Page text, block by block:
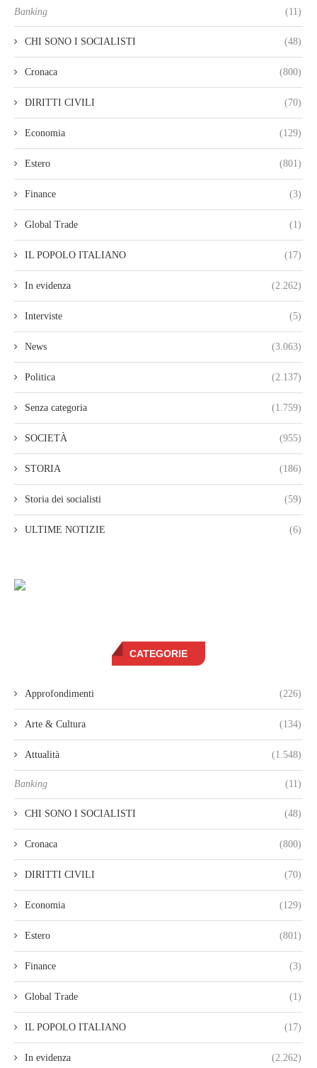
Banking (11)
CHI SONO I SOCIALISTI (48)
Cronaca (800)
DIRITTI CIVILI (70)
Economia (129)
Estero (801)
Finance (3)
Global Trade (1)
IL POPOLO ITALIANO (17)
In evidenza (2.262)
Interviste (5)
News (3.063)
Politica (2.137)
Senza categoria (1.759)
SOCIETÀ (955)
STORIA (186)
Storia dei socialisti (59)
ULTIME NOTIZIE (6)
CATEGORIE
Approfondimenti (226)
Arte & Cultura (134)
Attualità (1.548)
Banking (11)
CHI SONO I SOCIALISTI (48)
Cronaca (800)
DIRITTI CIVILI (70)
Economia (129)
Estero (801)
Finance (3)
Global Trade (1)
IL POPOLO ITALIANO (17)
In evidenza (2.262)